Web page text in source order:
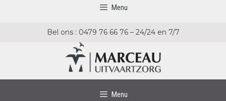
Menu
Bel ons : 0479 76 66 76 – 24/24 en 7/7
Menu